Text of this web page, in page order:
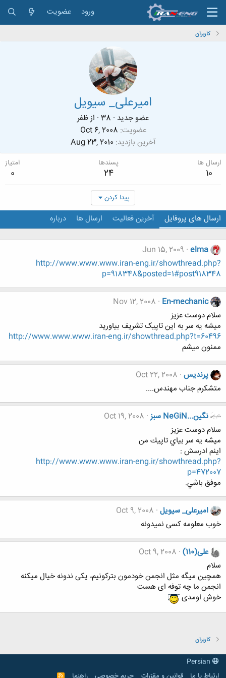
ورود عضویت
کاربران
امیرعلی_ سیویل
عضو جدید ·
· ازظفر
عضویت Oct 6, 2008
آخرین بازدید Aug 23, 2010
ارسال ها
10
پسندها
24
امتیاز
0
پیدا کردن
ارسال های پروفایل آخرین فعالیت ارسال ها درباره
elma
Jun 15, 2009
http://www.www.www.iran-eng.ir/showthread.php?
p=918348&posted=1#post918348
En-mechanic
Nov 12, 2008
سلام دوست عزیز
میشه یه سر به این تاپیک تشریف بیاورید
http://www.www.www.iran-eng.ir/showthread.php?t=60496
ممنون میشم
پرندیس Oct 22, 2008
متشکرم جناب مهندس....
نگين...NeGiN سبز
Oct 19, 2008
سلام دوست عزيز
ميشه يه سر بياي تاپيك من
اينم ادرسش :
http://www.www.www.iran-eng.ir/showthread.php?
p=472007
موفق باشي.
امیرعلی_ سیویل Oct 9, 2008
خوب معلومه کسی نمیدونه
علی(110)
Oct 9, 2008
سلام
همچین میگه مثل انجمن خودمون بترکونیم، یکی ندونه خیال میکنه
انجمن ما چه توفه ای هست
خوش اومدی
کاربران
R